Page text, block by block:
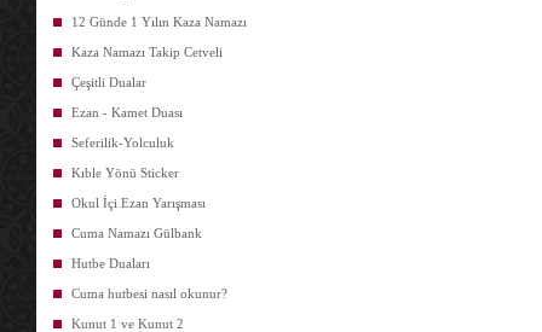
12 Günde 1 Yılın Kaza Namazı
Kaza Namazı Takip Cetveli
Çeşitli Dualar
Ezan - Kamet Duası
Seferilik-Yolculuk
Kıble Yönü Sticker
Okul İçi Ezan Yarışması
Cuma Namazı Gülbank
Hutbe Duaları
Cuma hutbesi nasıl okunur?
Kunut 1 ve Kunut 2